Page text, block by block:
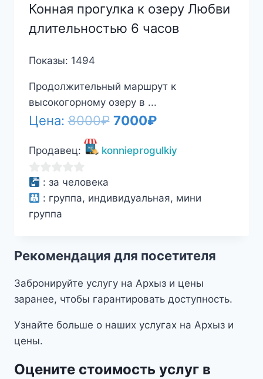
Конная прогулка к озеру Любви
длительностью 6 часов
Показы: 1494
Продолжительный маршрут к
высокогорному озеру в ...
Цена:8000₽ Первоначальная
составляла
7000₽Текущая
7000₽.
Продавец: konnieprogulkiy
0
из
5
: за человека
: группа, индивидуальная, мини
группа
Рекомендация для посетителя
Забронируйте услугу на Архыз и цены
заранее, чтобы гарантировать доступность.
Узнайте больше о наших услугах на Архыз и
цены.
Оцените стоимость услуг в